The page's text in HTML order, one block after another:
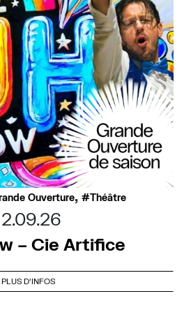
Ouverture, Théâtre
– Cie Artifice
PLUS D'INFOS